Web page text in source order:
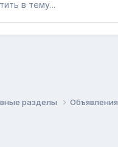
в тему...
разделы Объявления